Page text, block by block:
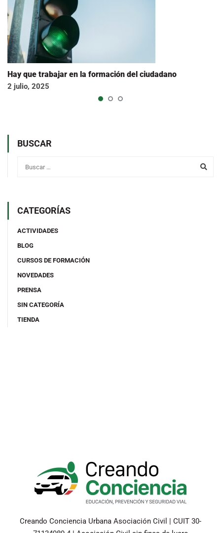
Hay que trabajar en la formación del ciudadano
2 julio, 2025
BUSCAR
CATEGORÍAS
ACTIVIDADES
BLOG
CURSOS DE FORMACIÓN
NOVEDADES
PRENSA
SIN CATEGORÍA
TIENDA
Creando Conciencia Urbana Asociación Civil | CUIT 30-